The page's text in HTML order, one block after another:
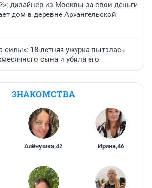
дизайнер из Москвы за свои деньги
дом в деревне Архангельской
силы»: 18-летняя ужурка пыталась
сына и убила его
ЗНАКОМСТВА
Алёнушка,42 Ирина,46